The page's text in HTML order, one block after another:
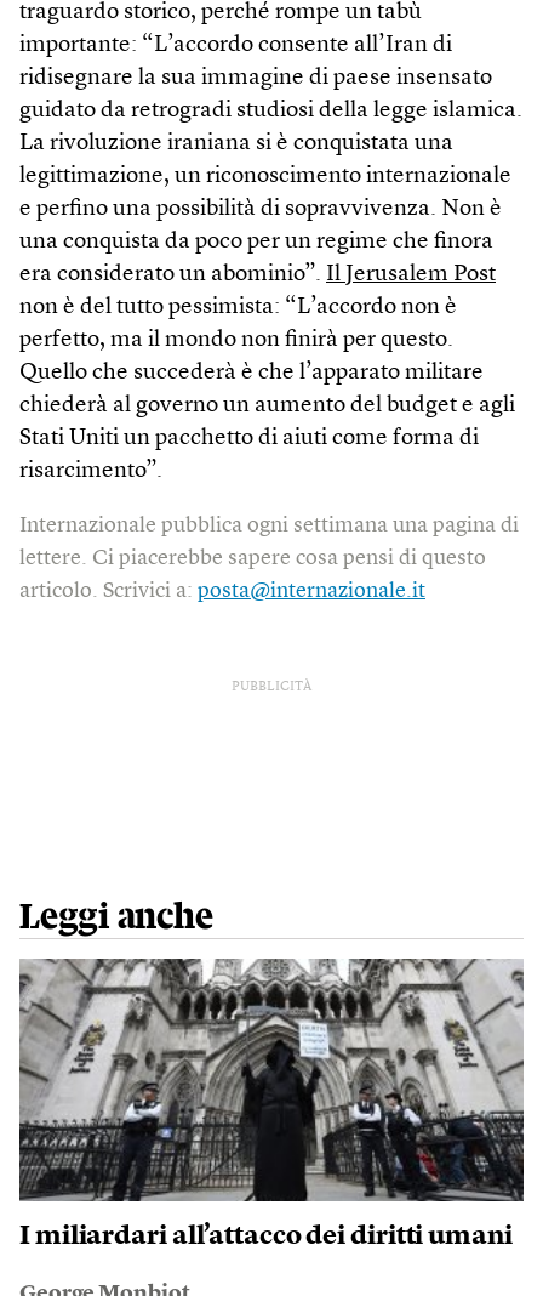
traguardo storico, perché rompe un tabù
importante: “L’accordo consente all’Iran di
ridisegnare la sua immagine di paese insensato
guidato da retrogradi studiosi della legge islamica.
La rivoluzione iraniana si è conquistata una
legittimazione, un riconoscimento internazionale
e perfino una possibilità di sopravvivenza. Non è
una conquista da poco per un regime che finora
era considerato un abominio”. Il Jerusalem Post
non è del tutto pessimista: “L’accordo non è
perfetto, ma il mondo non finirà per questo.
Quello che succederà è che l’apparato militare
chiederà al governo un aumento del budget e agli
Stati Uniti un pacchetto di aiuti come forma di
risarcimento”.
Internazionale pubblica ogni settimana una pagina di
lettere. Ci piacerebbe sapere cosa pensi di questo
articolo. Scrivici a: posta@internazionale.it
PUBBLICITÀ
Leggi anche
I miliardari all’attacco dei diritti umani